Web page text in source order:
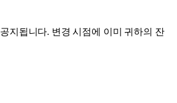
지됩니다. 변경 시점에 이미 귀하의 잔